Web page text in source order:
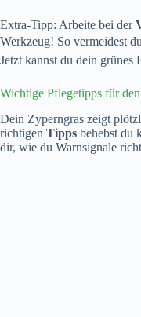
Extra-Tipp: Arbeite bei der
Werkzeug! So vermeidest
Jetzt kannst du dein grünes
Wichtige Pflegetipps für
Dein Zyperngras zeigt
richtigen Tipps behebst du
dir, wie du Warnsignale